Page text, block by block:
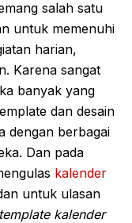
salah satu
untuk memenuhi
harian,
Karena sangat
banyak yang
dan desain
dengan berbagai
Dan pada
kalender
untuk ulasan
template kalender